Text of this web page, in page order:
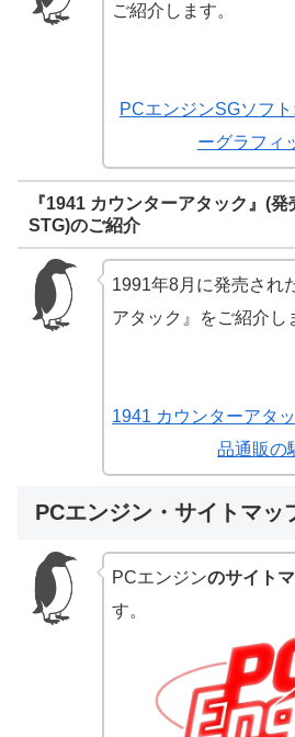
ご紹介します。
PCエンジンSGソフ
ーグラフィ
『1941 カウンターアタック』(発
STG)のご紹介
1991年8月に発売され
アタック』をご紹介し
1941 カウンターアタ
品通販の
PCエンジン・サイトマッ
PCエンジンのサイト
す。